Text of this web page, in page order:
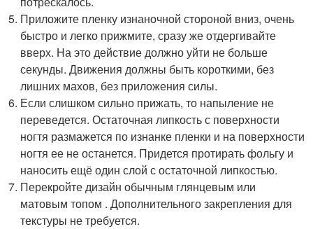
Приложите пленку изнаночной стороной вниз, очень
быстро и легко прижмите, сразу же отдергивайте
вверх. На это действие должно уйти не больше
секунды. Движения должны быть короткими, без
лишних махов, без приложения силы.
Если слишком сильно прижать, то напыление не
переведется. Остаточная липкость с поверхности
ногтя размажется по изнанке пленки и на поверхности
ногтя ее не останется. Придется протирать фольгу и
наносить ещё один слой с остаточной липкостью.
Перекройте дизайн обычным глянцевым или
матовым топом . Дополнительного закрепления для
текстуры не требуется.